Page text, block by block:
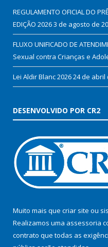
REGULAMENTO OFICIAL DO
EDIÇÃO 20263 de agosto de
FLUXO UNIFICADO DE
Sexual contra Crianças e
Lei Aldir Blanc 202624 de abril
DESENVOLVIDO POR CR2
Muito mais que criar site ou
Realizamos uma assessoria
contrato que todas as